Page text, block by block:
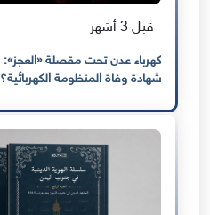
قبل 3 أشهر
شهادة وفاة المنظومة الكهربائية؟